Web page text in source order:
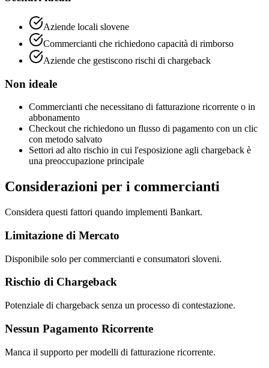
Aziende locali slovene
Commercianti che richiedono capacità di rimborso
Aziende che gestiscono rischi di chargeback
Non ideale
Commercianti che necessitano di fatturazione ricorrente o in
abbonamento
Checkout che richiedono un flusso di pagamento con un clic
con metodo salvato
Settori ad alto rischio in cui l'esposizione agli chargeback è
una preoccupazione principale
Considerazioni per i commercianti
Considera questi fattori quando implementi Bankart.
Limitazione di Mercato
Disponibile solo per commercianti e consumatori sloveni.
Rischio di Chargeback
Potenziale di chargeback senza un processo di contestazione.
Nessun Pagamento Ricorrente
Manca il supporto per modelli di fatturazione ricorrente.